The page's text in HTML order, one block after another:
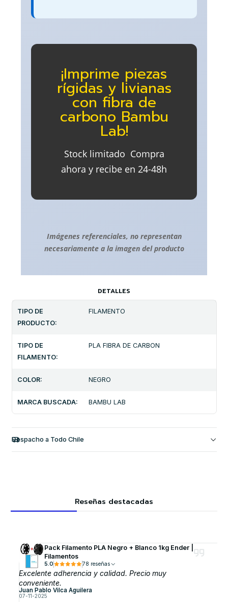
¡Imprime piezas
rígidas y livianas
con fibra de
carbono Bambu
Lab!
Stock limitado  Compra
ahora y recibe en 24-48h
Imágenes referenciales, no representan
necesariamente a la imagen del producto
DETALLES
TIPO DE
PRODUCTO:
FILAMENTO
TIPO DE
FILAMENTO:
PLA FIBRA DE CARBON
COLOR: NEGRO
MARCA BUSCADA: BAMBU LAB
Despacho a Todo Chile
Reseñas destacadas
Pack Filamento PLA Negro + Blanco 1kg Ender |
Filamentos
5.0 78 reseñas
Excelente adherencia y calidad. Precio muy
conveniente.
Juan Pablo Vilca Aguilera
07-11-2025